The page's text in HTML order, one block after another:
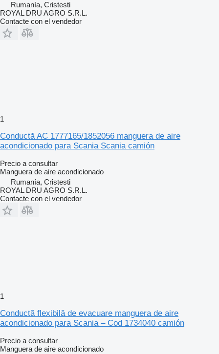
Rumanía, Cristesti
ROYAL DRU AGRO S.R.L.
Contacte con el vendedor
1
Conductă AC 1777165/1852056 manguera de aire
acondicionado para Scania Scania camión
Precio a consultar
Manguera de aire acondicionado
Rumanía, Cristesti
ROYAL DRU AGRO S.R.L.
Contacte con el vendedor
1
Conductă flexibilă de evacuare manguera de aire
acondicionado para Scania – Cod 1734040 camión
Precio a consultar
Manguera de aire acondicionado